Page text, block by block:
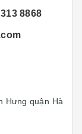
8868
Hưng quận Hà